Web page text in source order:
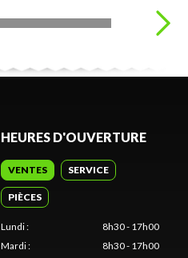
HEURES D'OUVERTURE
VENTES SERVICE
PIÈCES
Lundi:
8h30 - 17h00
Mardi:
8h30 - 17h00